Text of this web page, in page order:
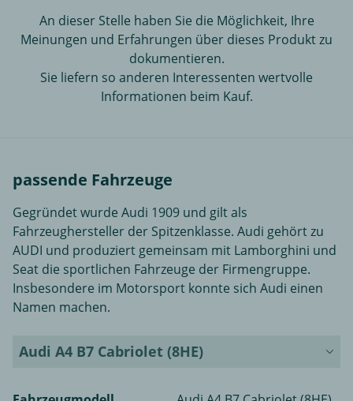
An dieser Stelle haben Sie die Möglichkeit, Ihre
Meinungen und Erfahrungen über dieses Produkt zu
dokumentieren.
Sie liefern so anderen Interessenten wertvolle
Informationen beim Kauf.
passende Fahrzeuge
Gegründet wurde Audi 1909 und gilt als
Fahrzeughersteller der Spitzenklasse. Audi gehört zu
AUDI und produziert gemeinsam mit Lamborghini und
Seat die sportlichen Fahrzeuge der Firmengruppe.
Insbesondere im Motorsport konnte sich Audi einen
Namen machen.
Audi A4 B7 Cabriolet (8HE)